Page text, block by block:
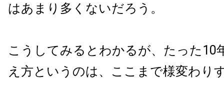
はあまり多くないだろう。
こうしてみるとわかるが、たった10
え方というのは、ここまで様変わり